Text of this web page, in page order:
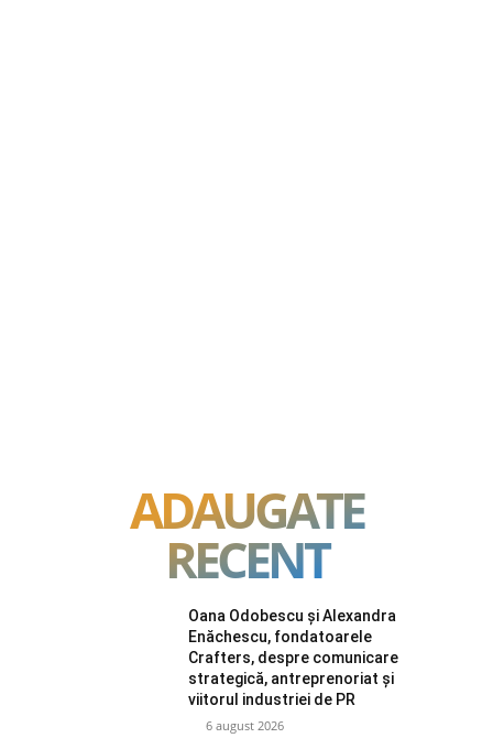
ADAUGATE
RECENT
Oana Odobescu și Alexandra
Enăchescu, fondatoarele
Crafters, despre comunicare
strategică, antreprenoriat și
viitorul industriei de PR
6 august 2026